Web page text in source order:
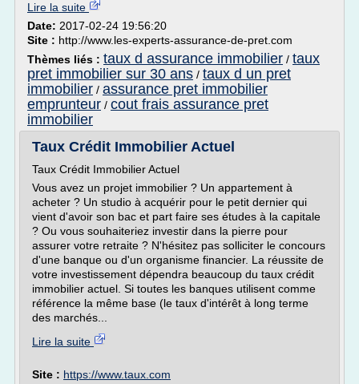
Lire la suite
Date: 2017-02-24 19:56:20
Site : http://www.les-experts-assurance-de-pret.com
Thèmes liés : taux d assurance immobilier / taux
pret immobilier sur 30 ans / taux d un pret
immobilier / assurance pret immobilier
emprunteur / cout frais assurance pret
immobilier
Taux Crédit Immobilier Actuel
Taux Crédit Immobilier Actuel
Vous avez un projet immobilier ? Un appartement à
acheter ? Un studio à acquérir pour le petit dernier qui
vient d'avoir son bac et part faire ses études à la capitale
? Ou vous souhaiteriez investir dans la pierre pour
assurer votre retraite ? N'hésitez pas solliciter le concours
d'une banque ou d'un organisme financier. La réussite de
votre investissement dépendra beaucoup du taux crédit
immobilier actuel. Si toutes les banques utilisent comme
référence la même base (le taux d'intérêt à long terme
des marchés...
Lire la suite
Site : https://www.taux.com